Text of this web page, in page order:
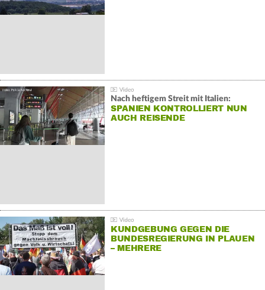
Nach heftigem Streit mit Italien:
SPANIEN KONTROLLIERT NUN
AUCH REISENDE
KUNDGEBUNG GEGEN DIE
BUNDESREGIERUNG IN PLAUEN
– MEHRERE